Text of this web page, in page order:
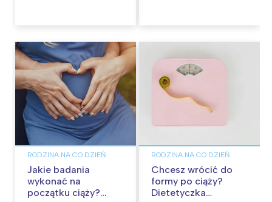
RODZINA NA CO DZIEŃ
Jakie badania
wykonać na
początku ciąży?
RODZINA NA CO DZIEŃ
Chcesz wrócić do
formy po ciąży?
Dietetyczka